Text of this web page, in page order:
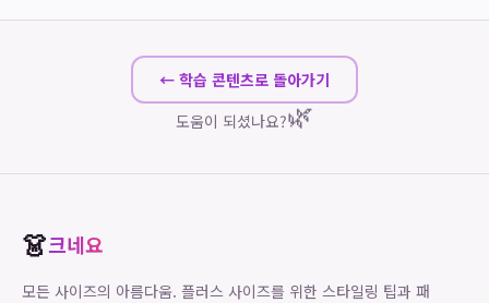
← 학습 콘텐츠로 돌아가기
도움이 되셨나요?🌿
👗크네요
모든 사이즈의 아름다움. 플러스 사이즈를 위한 스타일링 팁과 패